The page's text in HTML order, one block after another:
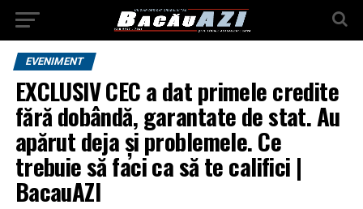
EVENIMENT
EXCLUSIV CEC a dat primele credite
fără dobândă, garantate de stat. Au
apărut deja și problemele. Ce
trebuie să faci ca să te califici |
BacauAZI